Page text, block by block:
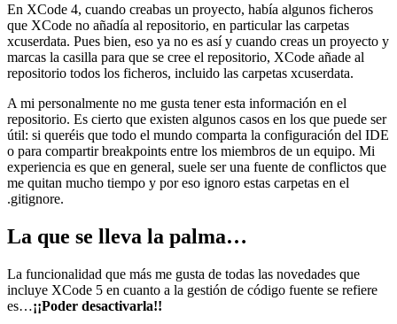
En XCode 4, cuando creabas un proyecto, había algunos ficheros
que XCode no añadía al repositorio, en particular las carpetas
xcuserdata. Pues bien, eso ya no es así y cuando creas un proyecto y
marcas la casilla para que se cree el repositorio, XCode añade al
repositorio todos los ficheros, incluido las carpetas xcuserdata.
A mi personalmente no me gusta tener esta información en el
repositorio. Es cierto que existen algunos casos en los que puede ser
útil: si queréis que todo el mundo comparta la configuración del IDE
o para compartir breakpoints entre los miembros de un equipo. Mi
experiencia es que en general, suele ser una fuente de conflictos que
me quitan mucho tiempo y por eso ignoro estas carpetas en el
.gitignore.
La que se lleva la palma…
La funcionalidad que más me gusta de todas las novedades que
incluye XCode 5 en cuanto a la gestión de código fuente se refiere
es…¡¡Poder desactivarla!!